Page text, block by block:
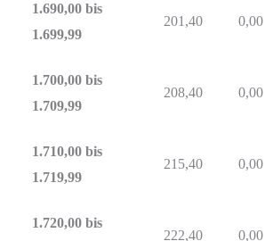
1.690,00 bis
1.699,99
201,40 0,00
1.700,00 bis
1.709,99
208,40 0,00
1.710,00 bis
1.719,99
215,40 0,00
1.720,00 bis
222,40
0,00